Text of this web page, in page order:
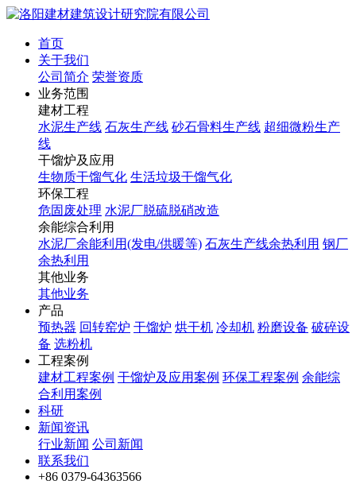
首页
关于我们
公司简介 荣誉资质
业务范围
建材工程
水泥生产线 石灰生产线 砂石骨料生产线 超细微粉生产
线
干馏炉及应用
生物质干馏气化 生活垃圾干馏气化
环保工程
危固废处理 水泥厂脱硫脱硝改造
余能综合利用
水泥厂余能利用(发电/供暖等) 石灰生产线余热利用 钢厂
余热利用
其他业务
其他业务
产品
预热器 回转窑炉 干馏炉 烘干机 冷却机 粉磨设备 破碎设
备 选粉机
工程案例
建材工程案例 干馏炉及应用案例 环保工程案例 余能综
合利用案例
科研
新闻资讯
行业新闻 公司新闻
联系我们
+86 0379-64363566